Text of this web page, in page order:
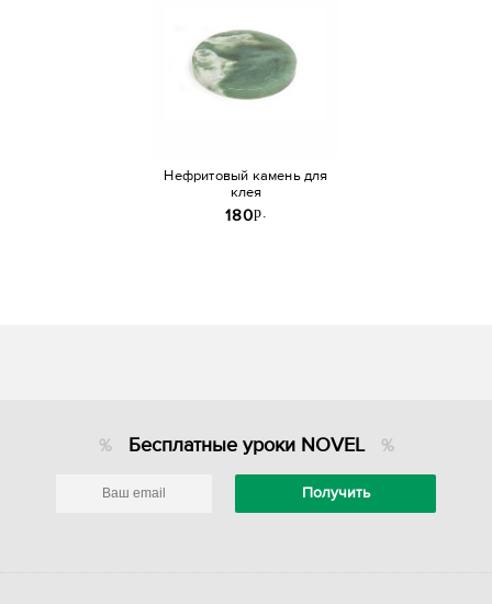
Нефритовый камень для
клея
180p.
Бесплатные уроки NOVEL